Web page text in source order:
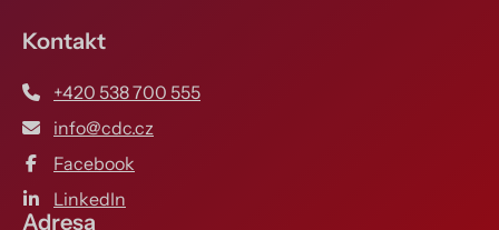
Kontakt
+420 538 700 555
info@cdc.cz
Facebook
LinkedIn
Adresa